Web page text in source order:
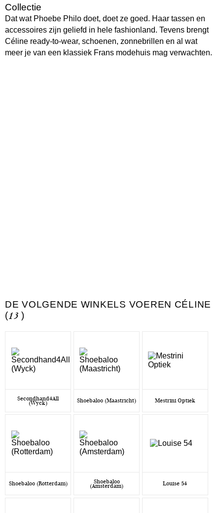
Collectie
Dat wat Phoebe Philo doet, doet ze goed. Haar tassen en
accessoires zijn geliefd in hele fashionland. Tevens brengt
Céline ready-to-wear, schoenen, zonnebrillen en al wat
meer je van een klassiek Frans modehuis mag verwachten.
DE VOLGENDE WINKELS VOEREN CÉLINE
(13 )
Secondhand4All
(Wyck) Shoebaloo (Maastricht) Mestrini Optiek
Shoebaloo (Rotterdam) Shoebaloo
(Amsterdam) Louise 54